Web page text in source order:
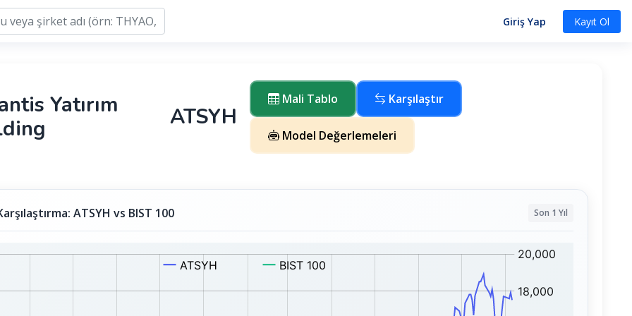
Giriş Yap Kayıt Ol
Yatırım
ATSYH
Mali Tablo Karşılaştır
Model Değerlemeleri
ATSYH vs BIST 100 Son 1 Yıl